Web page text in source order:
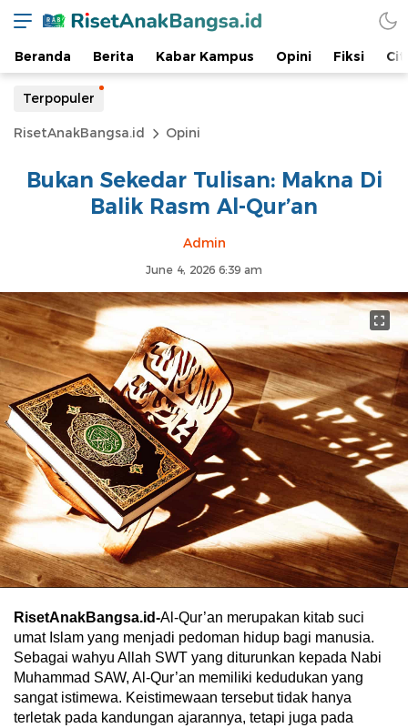
Beranda Berita Kabar Kampus Opini Fiksi
Terpopuler
RisetAnakBangsa.id Opini
Bukan Sekedar Tulisan: Makna Di
Balik Rasm Al-Qur’an
Admin
June 4, 2026 6:39 am
RisetAnakBangsa.id-Al-Qur’an merupakan kitab suci
umat Islam yang menjadi pedoman hidup bagi manusia.
Sebagai wahyu Allah SWT yang diturunkan kepada Nabi
Muhammad SAW, Al-Qur’an memiliki kedudukan yang
sangat istimewa. Keistimewaan tersebut tidak hanya
terletak pada kandungan ajarannya, tetapi juga pada